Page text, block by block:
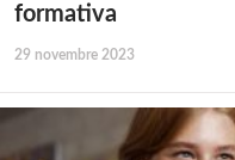
formativa
29 novembre 2023